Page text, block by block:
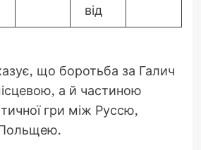
від
що боротьба за Галич
а й частиною
гри між Руссю,